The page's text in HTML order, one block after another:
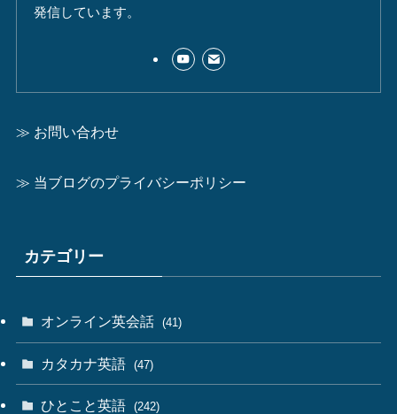
発信しています。
≫ お問い合わせ
≫ 当ブログのプライバシーポリシー
カテゴリー
オンライン英会話 (41)
カタカナ英語 (47)
ひとこと英語 (242)